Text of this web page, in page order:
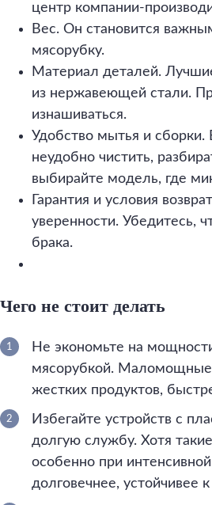
центр компании-
Вес. Он становится
мясорубку.
Материал деталей.
из нержавеющей стали.
изнашиваться.
Удобство мытья и сборки.
неудобно чистить,
выбирайте модель, где
Гарантия и условия
уверенности. Убедитесь,
брака.
Чего не стоит делать
Не экономьте на
мясорубкой.
жестких продуктов,
Избегайте устройств с
долгую службу. Хотя
особенно при
долговечнее, устойчивее